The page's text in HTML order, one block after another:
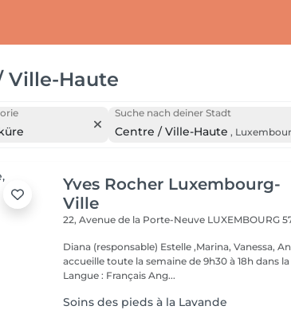
Ville-Haute
Suche nach deiner Stadt
Centre / Ville-Haute ,
Yves Rocher Luxembourg-
Ville
22, Avenue de la Porte-Neuve LUXEMBOURG
Diana (responsable) Estelle ,Marina, Vanessa,
accueille toute la semaine de 9h30 à 18h dans
Langue : Français Ang...
Soins des pieds à la Lavande